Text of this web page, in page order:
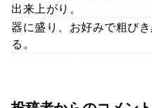
出来上がり。
器に盛り、お好みで粗び
る。